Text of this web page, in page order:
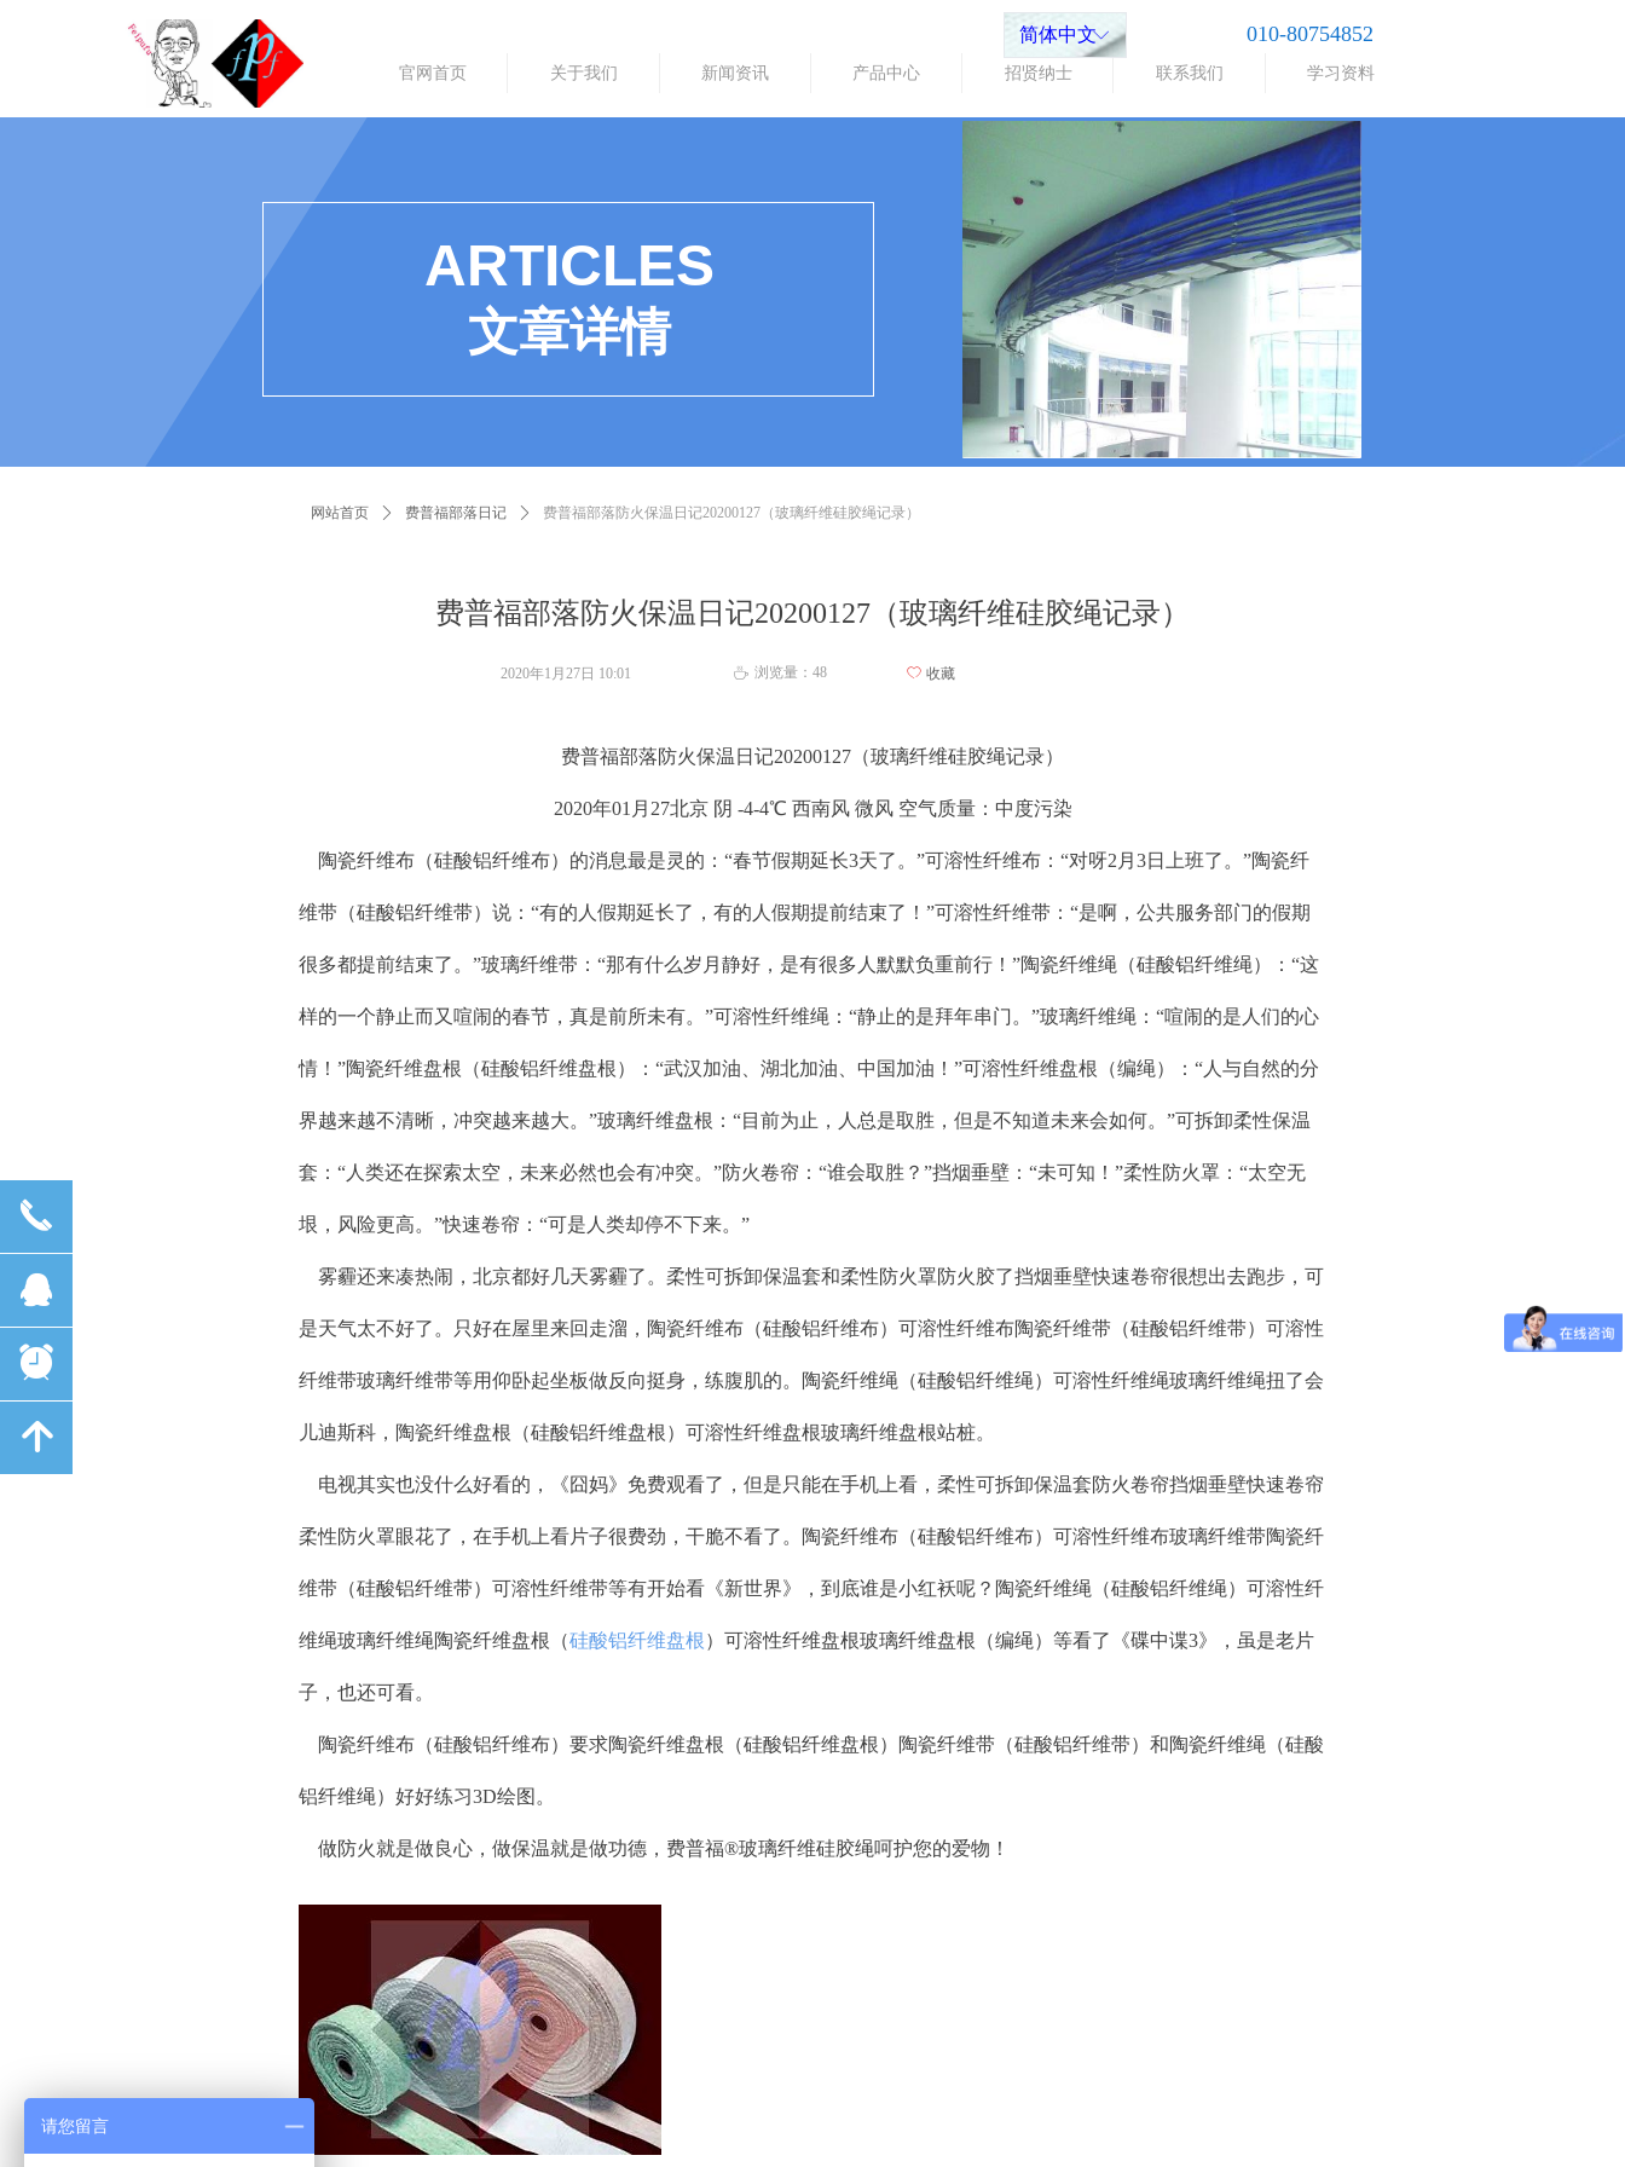
官网首页 关于我们 新闻资讯 产品中心 招贤纳士 联系我们 学习资料
010-80754852
ꀅ
简体中文
网站首页 ꄲ 费普福部落日记 ꄲ 费普福部落防火保温日记20200127（玻璃纤维硅胶绳记录）
ARTICLES
文章详情
费普福部落防火保温日记20200127（玻璃纤维硅胶绳记录）
2020年1月27日 10:01 ꄘ 浏览量： 48 ꄀ 收藏
费普福部落防火保温日记20200127（玻璃纤维硅胶绳记录）
2020年01月27北京 阴 -4-4℃ 西南风 微风 空气质量：中度污染
陶瓷纤维布（硅酸铝纤维布）的消息最是灵的：“春节假期延长3天了。”可溶性纤维布：“对呀2月3日上班了。”陶瓷纤
维带（硅酸铝纤维带）说：“有的人假期延长了，有的人假期提前结束了！”可溶性纤维带：“是啊，公共服务部门的假期
很多都提前结束了。”玻璃纤维带：“那有什么岁月静好，是有很多人默默负重前行！”陶瓷纤维绳（硅酸铝纤维绳）：“这
样的一个静止而又喧闹的春节，真是前所未有。”可溶性纤维绳：“静止的是拜年串门。”玻璃纤维绳：“喧闹的是人们的心
情！”陶瓷纤维盘根（硅酸铝纤维盘根）：“武汉加油、湖北加油、中国加油！”可溶性纤维盘根（编绳）：“人与自然的分
界越来越不清晰，冲突越来越大。”玻璃纤维盘根：“目前为止，人总是取胜，但是不知道未来会如何。”可拆卸柔性保温
套：“人类还在探索太空，未来必然也会有冲突。”防火卷帘：“谁会取胜？”挡烟垂壁：“未可知！”柔性防火罩：“太空无
垠，风险更高。”快速卷帘：“可是人类却停不下来。”
雾霾还来凑热闹，北京都好几天雾霾了。柔性可拆卸保温套和柔性防火罩防火胶了挡烟垂壁快速卷帘很想出去跑步，可
是天气太不好了。只好在屋里来回走溜，陶瓷纤维布（硅酸铝纤维布）可溶性纤维布陶瓷纤维带（硅酸铝纤维带）可溶性
纤维带玻璃纤维带等用仰卧起坐板做反向挺身，练腹肌的。陶瓷纤维绳（硅酸铝纤维绳）可溶性纤维绳玻璃纤维绳扭了会
儿迪斯科，陶瓷纤维盘根（硅酸铝纤维盘根）可溶性纤维盘根玻璃纤维盘根站桩。
电视其实也没什么好看的，《囧妈》免费观看了，但是只能在手机上看，柔性可拆卸保温套防火卷帘挡烟垂壁快速卷帘
柔性防火罩眼花了，在手机上看片子很费劲，干脆不看了。陶瓷纤维布（硅酸铝纤维布）可溶性纤维布玻璃纤维带陶瓷纤
维带（硅酸铝纤维带）可溶性纤维带等有开始看《新世界》，到底谁是小红袄呢？陶瓷纤维绳（硅酸铝纤维绳）可溶性纤
维绳玻璃纤维绳陶瓷纤维盘根（硅酸铝纤维盘根）可溶性纤维盘根玻璃纤维盘根（编绳）等看了《碟中谍3》，虽是老片
子，也还可看。
陶瓷纤维布（硅酸铝纤维布）要求陶瓷纤维盘根（硅酸铝纤维盘根）陶瓷纤维带（硅酸铝纤维带）和陶瓷纤维绳（硅酸
铝纤维绳）好好练习3D绘图。
做防火就是做良心，做保温就是做功德，费普福®玻璃纤维硅胶绳呵护您的爱物！
请您留言
끅
뀩
뀥
녕